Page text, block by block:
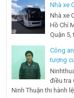
Nhà xe
Nhà xe
Hồ Chí
Quận 5,
Công
tượng
điều tra
Ninh Thuận thi hành